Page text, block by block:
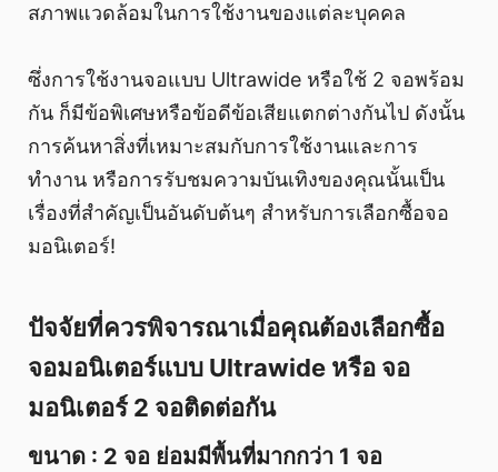
สภาพแวดล้อมในการใช้งานของแต่ละบุคคล
ซึ่งการใช้งานจอแบบ Ultrawide หรือใช้ 2 จอพร้อม
กัน ก็มีข้อพิเศษหรือข้อดีข้อเสียแตกต่างกันไป ดังนั้น
การค้นหาสิ่งที่เหมาะสมกับการใช้งานและการ
ทำงาน หรือการรับชมความบันเทิงของคุณนั้นเป็น
เรื่องที่สำคัญเป็นอันดับต้นๆ สำหรับการเลือกซื้อจอ
มอนิเตอร์!
ปัจจัยที่ควรพิจารณาเมื่อคุณต้องเลือกซื้อ
จอมอนิเตอร์แบบ Ultrawide หรือ จอ
มอนิเตอร์ 2 จอติดต่อกัน
ขนาด : 2 จอ ย่อมมีพื้นที่มากกว่า 1 จอ